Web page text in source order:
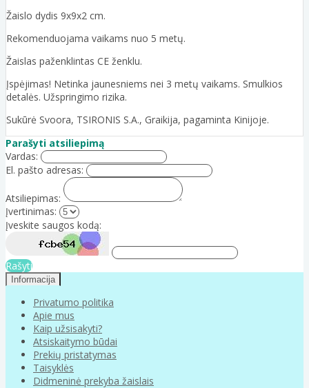
Žaislo dydis 9x9x2 cm.
Rekomenduojama vaikams nuo 5 metų.
Žaislas paženklintas CE ženklu.
Įspėjimas! Netinka jaunesniems nei 3 metų vaikams. Smulkios
detalės. Užspringimo rizika.
Sukūrė Svoora, TSIRONIS S.A., Graikija, pagaminta Kinijoje.
Parašyti atsiliepimą
Vardas:
El. pašto adresas:
Atsiliepimas:
Įvertinimas:
Įveskite saugos kodą:
Rašyti
Informacija
Privatumo politika
Apie mus
Kaip užsisakyti?
Atsiskaitymo būdai
Prekių pristatymas
Taisyklės
Didmeninė prekyba žaislais